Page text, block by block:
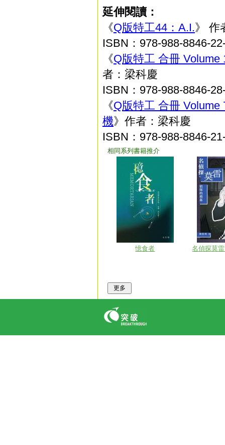
延伸閱讀：
《Q版特工44：A.I.》 作
ISBN：978-988-8846-
《Q版特工 合冊
者：梁科慶
ISBN：978-988-8846-
《Q版特工 合冊
機》作者：梁科慶
ISBN：978-988-8846-
相同系列書籍推介
憶食者 名偵探莫